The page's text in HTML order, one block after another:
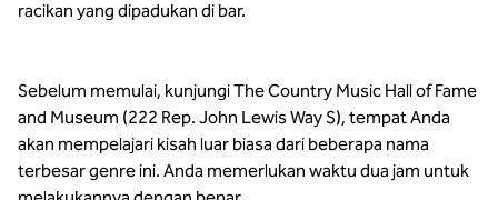
racikan yang dipadukan di bar.
Sebelum memulai, kunjungi The Country Music Hall of Fame
and Museum (222 Rep. John Lewis Way S), tempat Anda
akan mempelajari kisah luar biasa dari beberapa nama
terbesar genre ini. Anda memerlukan waktu dua jam untuk